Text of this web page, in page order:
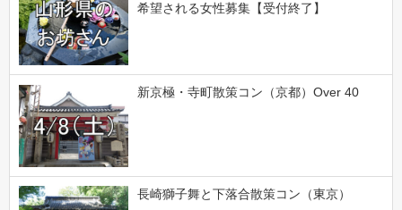
希望される女性募集【受付終了】
新京極・寺町散策コン（京都）Over 40
長崎獅子舞と下落合散策コン（東京）